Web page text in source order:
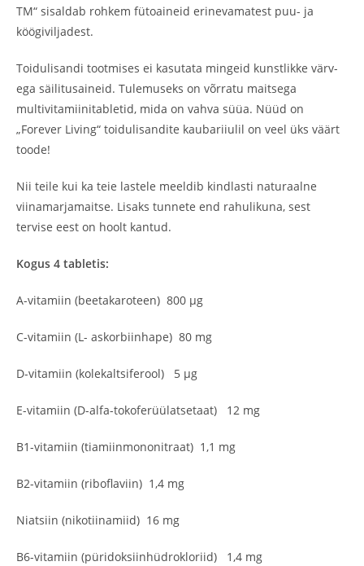
TM“ sisaldab rohkem fütoaineid erinevamatest puu- ja
köögiviljadest.
Toidulisandi tootmises ei kasutata mingeid kunstlikke värv-
ega säilitusaineid. Tulemuseks on võrratu maitsega
multivitamiinitabletid, mida on vahva süüa. Nüüd on
„Forever Living“ toidulisandite kaubariiulil on veel üks väärt
toode!
Nii teile kui ka teie lastele meeldib kindlasti naturaalne
viinamarjamaitse. Lisaks tunnete end rahulikuna, sest
tervise eest on hoolt kantud.
Kogus 4 tabletis:
A-vitamiin (beetakaroteen) 800 μg
C-vitamiin (L- askorbiinhape) 80 mg
D-vitamiin (kolekaltsiferool) 5 μg
E-vitamiin (D-alfa-tokoferüülatsetaat) 12 mg
B1-vitamiin (tiamiinmononitraat) 1,1 mg
B2-vitamiin (riboflaviin) 1,4 mg
Niatsiin (nikotiinamiid) 16 mg
B6-vitamiin (püridoksiinhüdrokloriid) 1,4 mg